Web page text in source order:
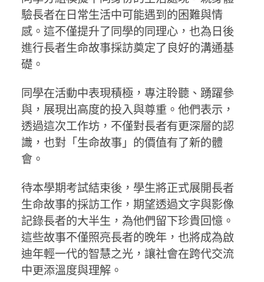
驗長者在日常生活中可能遇到的困難與情
感。這不僅提升了同學的同理心，也為日後
進行長者生命故事採訪奠定了良好的溝通基
礎。
同學在活動中表現積極，專注聆聽、踴躍參
與，展現出高度的投入與尊重。他們表示，
透過這次工作坊，不僅對長者有更深層的認
識，也對「生命故事」的價值有了新的體
會。
待本學期考試結束後，學生將正式展開長者
生命故事的採訪工作，期望透過文字與影像
記錄長者的大半生，為他們留下珍貴回憶。
這些故事不僅照亮長者的晚年，也將成為啟
迪年輕一代的智慧之光，讓社會在跨代交流
中更添溫度與理解。